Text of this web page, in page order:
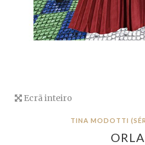
Ecrã inteiro
TINA MODOTTI